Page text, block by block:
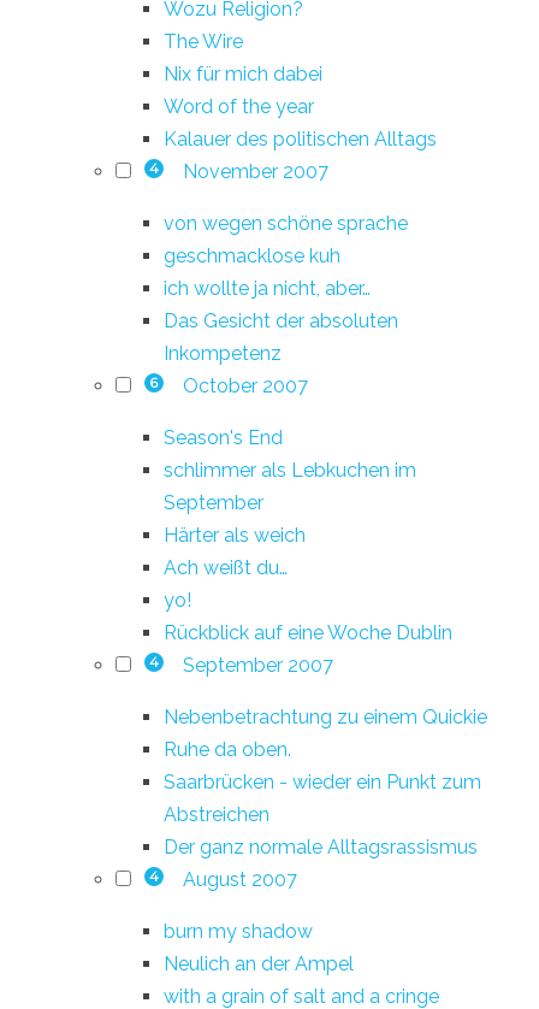
Wozu Religion?
The Wire
Nix für mich dabei
Word of the year
Kalauer des politischen Alltags
4 November 2007
von wegen schöne sprache
geschmacklose kuh
ich wollte ja nicht, aber…
Das Gesicht der absoluten
Inkompetenz
6 October 2007
Season's End
schlimmer als Lebkuchen im
September
Härter als weich
Ach weißt du…
yo!
Rückblick auf eine Woche Dublin
4 September 2007
Nebenbetrachtung zu einem Quickie
Ruhe da oben.
Saarbrücken - wieder ein Punkt zum
Abstreichen
Der ganz normale Alltagsrassismus
4 August 2007
burn my shadow
Neulich an der Ampel
with a grain of salt and a cringe